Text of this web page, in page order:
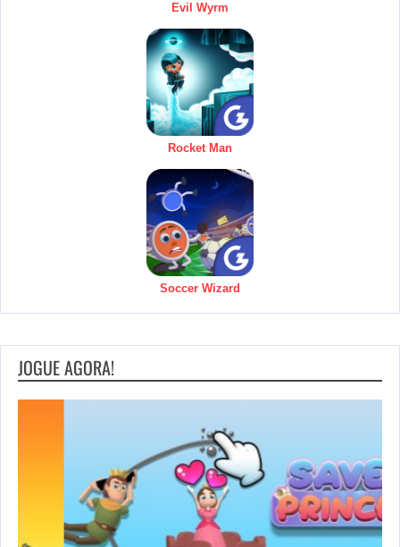
Evil Wyrm
Rocket Man
Soccer Wizard
JOGUE AGORA!